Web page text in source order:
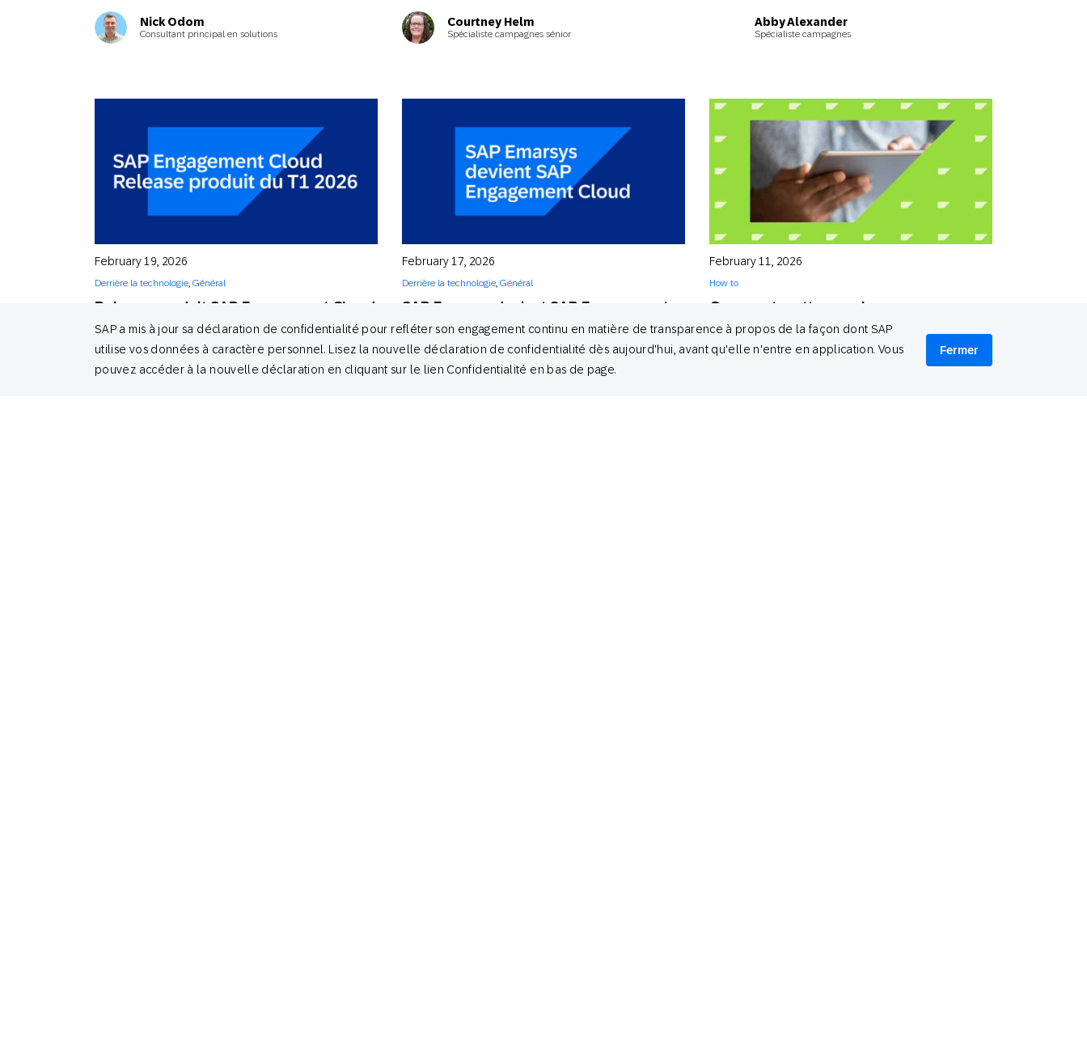
Nick Odom
Consultant principal en solutions
Courtney Helm
Spécialiste campagnes sénior
Abby Alexander
Spécialiste campagnes
Release produit SAP Engagement Cloud
du T1 2026
February 19, 2026
Derrière la technologie, Général
Global Head of Product & Customer Marketing, SAP
SAP Emarsys devient SAP Engagement
Cloud : une nouvelle ère d’engagement
February 17, 2026
Derrière la technologie, Général
Sara Richter
Comment mettre en place
l’automatisation des emails : votre guide
étape par étape
February 11, 2026
How to
SAP a mis à jour sa déclaration de confidentialité pour refléter son engagement continu en matière de transparence à propos de la façon dont SAP
utilise vos données à caractère personnel. Lisez la nouvelle déclaration de confidentialité dès aujourd'hui, avant qu'elle n'entre en application. Vous
pouvez accéder à la nouvelle déclaration en cliquant sur le lien Confidentialité en bas de page.
Fermer